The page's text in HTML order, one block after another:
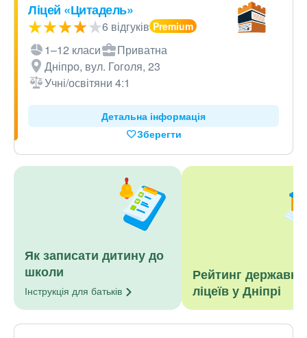
Ліцей «Цитадель»
6 відгуків
1–12 класи
Приватна
Дніпро, вул. Гоголя, 23
Учні/освітяни 4:1
Детальна інформація
Зберегти
Як записати дитину до
школи
Інструкція для батьків
Рейтинг
ліцеїв у Дніпрі